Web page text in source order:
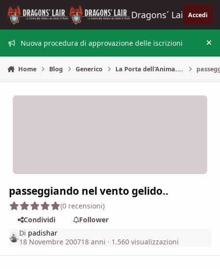
Vai al contenuto
Dragons´ Lair Accedi
Nuova procedura di approvazione delle iscrizioni
Home Blog Generico La Porta dell'Anima....
passeggiando nel vento gelido..
(0 recensioni)
Condividi
Follower
Di padishar
18 Novembre 200718 anni · 1.560 visualizzazioni